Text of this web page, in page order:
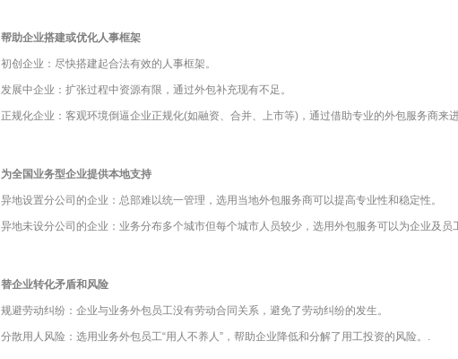
帮助企业搭建或优化人事框架
初创企业：尽快搭建起合法有效的人事框架。
发展中企业：扩张过程中资源有限，通过外包补充现有不足。
正规化企业：客观环境倒逼企业正规化(如融资、合并、上市等)，通过借助专业的外包服务商来进
为全国业务型企业提供本地支持
异地设置分公司的企业：总部难以统一管理，选用当地外包服务商可以提高专业性和稳定性。
异地未设分公司的企业：业务分布多个城市但每个城市人员较少，选用外包服务可以为企业及员
替企业转化矛盾和风险
规避劳动纠纷：企业与业务外包员工没有劳动合同关系，避免了劳动纠纷的发生。
分散用人风险：选用业务外包员工“用人不养人”，帮助企业降低和分解了用工投资的风险。.